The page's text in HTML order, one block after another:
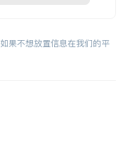
如果不想放置信息在我们的平